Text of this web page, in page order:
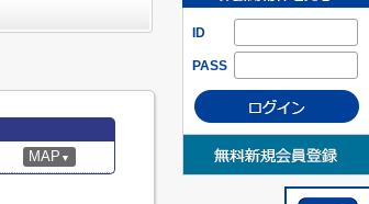
ID
PASS
MAP ▼